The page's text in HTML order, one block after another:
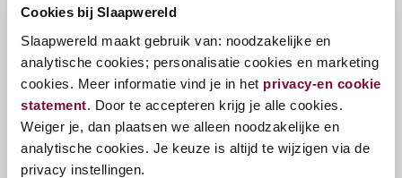
Cookies bij Slaapwereld
Slaapwereld maakt gebruik van: noodzakelijke en
analytische cookies; personalisatie cookies en marketing
cookies. Meer informatie vind je in het privacy-en cookie
statement. Door te accepteren krijg je alle cookies.
Weiger je, dan plaatsen we alleen noodzakelijke en
analytische cookies. Je keuze is altijd te wijzigen via de
privacy instellingen.
v.a.€305,00 Bekijk opties
Sortering Relevantie Laatste Naam Prijs